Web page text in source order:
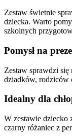
Zestaw świetnie
dziecka. Warto
szkolnych
Pomysł na
Zestaw sprawdzi
dziadków, rodziców
Idealny dla
W zestawie dziecko
czarny różaniec z